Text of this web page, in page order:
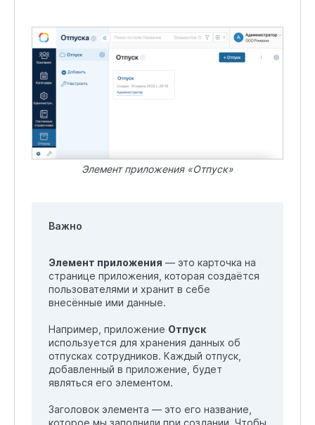
Элемент приложения «Отпуск»
Важно
Элемент приложения — это карточка на
странице приложения, которая создаётся
пользователями и хранит в себе
внесённые ими данные.
Например, приложение Отпуск
используется для хранения данных об
отпусках сотрудников. Каждый отпуск,
добавленный в приложение, будет
являться его элементом.
Заголовок элемента — это его название,
которое мы заполнили при создании. Чтобы